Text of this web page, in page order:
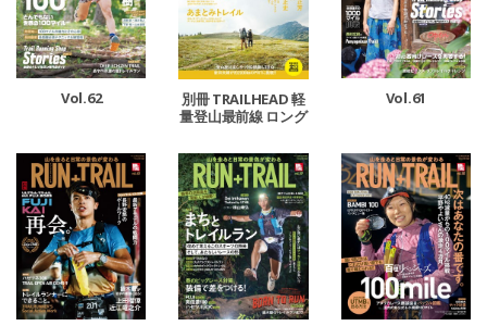
Vol.62
別冊 TRAILHEAD 軽
量登山最前線 ロング
Vol.61